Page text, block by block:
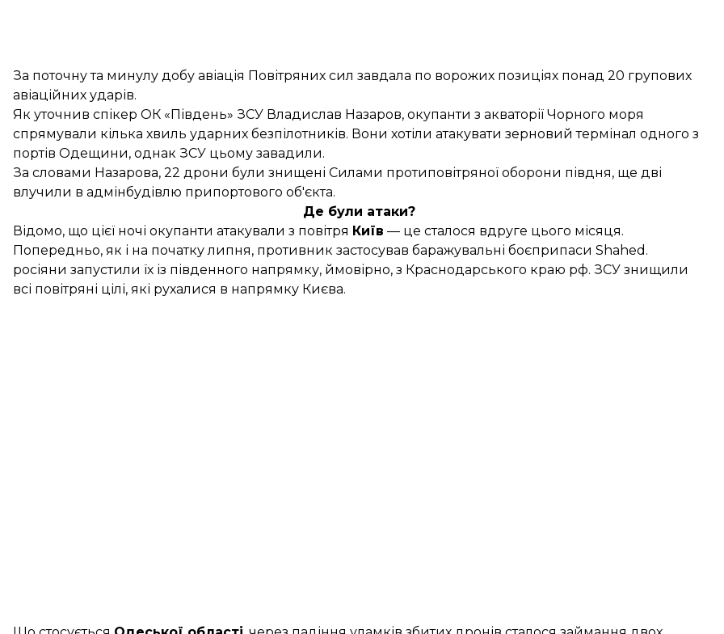
За поточну та минулу добу авіація Повітряних сил завдала по ворожих позиціях понад 20 групових
авіаційних ударів.
Як уточнив спікер ОК «Південь» ЗСУ Владислав Назаров, окупанти з акваторії Чорного моря
спрямували кілька хвиль ударних безпілотників. Вони хотіли атакувати зерновий термінал одного з
портів Одещини, однак ЗСУ цьому завадили.
За словами Назарова, 22 дрони були знищені Силами протиповітряної оборони півдня, ще дві
влучили в адмінбудівлю припортового об'єкта.
Де були атаки?
Відомо, що цієї ночі окупанти атакували з повітря Київ — це сталося вдруге цього місяця.
Попередньо, як і на початку липня, противник застосував баражувальні боєприпаси Shahed.
росіяни запустили їх із південного напрямку, ймовірно, з Краснодарського краю рф. ЗСУ знищили
всі повітряні цілі, які рухалися в напрямку Києва.